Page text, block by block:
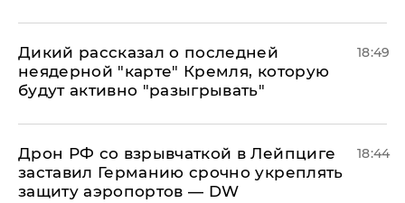
Дикий рассказал о последней
неядерной "карте" Кремля, которую
будут активно "разыгрывать"
18:49
​Дрон РФ со взрывчаткой в Лейпциге
заставил Германию срочно укреплять
защиту аэропортов — DW
18:44